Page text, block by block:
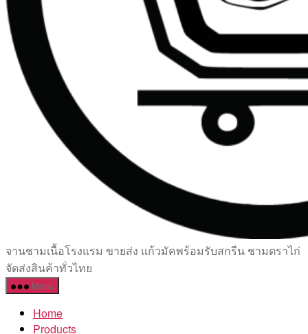
เซรามิค
ครบ
ครัน
โรงงาน
จานชามเนื้อโรงแรม ขายส่ง แก้วมัคพร้อมรับสกรีน ชามตราไก่
จัดส่งสินค้าทั่วไทย
Menu
Home
Products